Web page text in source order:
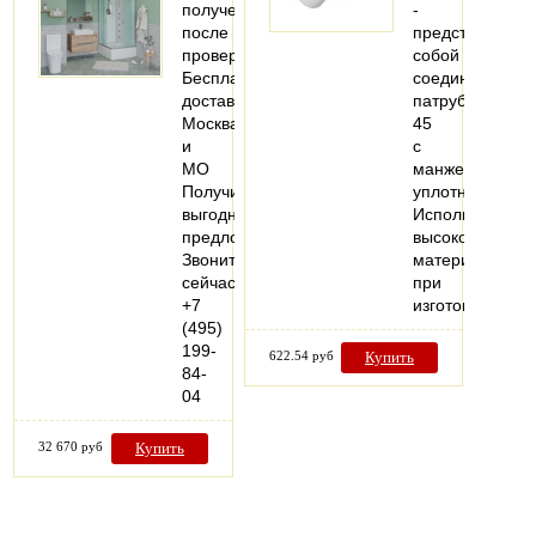
получении,
после
проверки
Бесплатная
доставка
Москва
и
МО
Получите
выгодное
предложение
Звоните
сейчас
+7
(495)
199-
84-
04
32 670 руб Купить
-
представляет
собой
патрубок
45
с
манжетным
уплотнением.
Использование
материалов
при
изготовлении…
622.54 руб Купить